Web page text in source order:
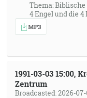
Thema:
4 Engel und die 4
MP3
1991-03-03 15:00,
Zentrum
Broadcasted: 2026-07-